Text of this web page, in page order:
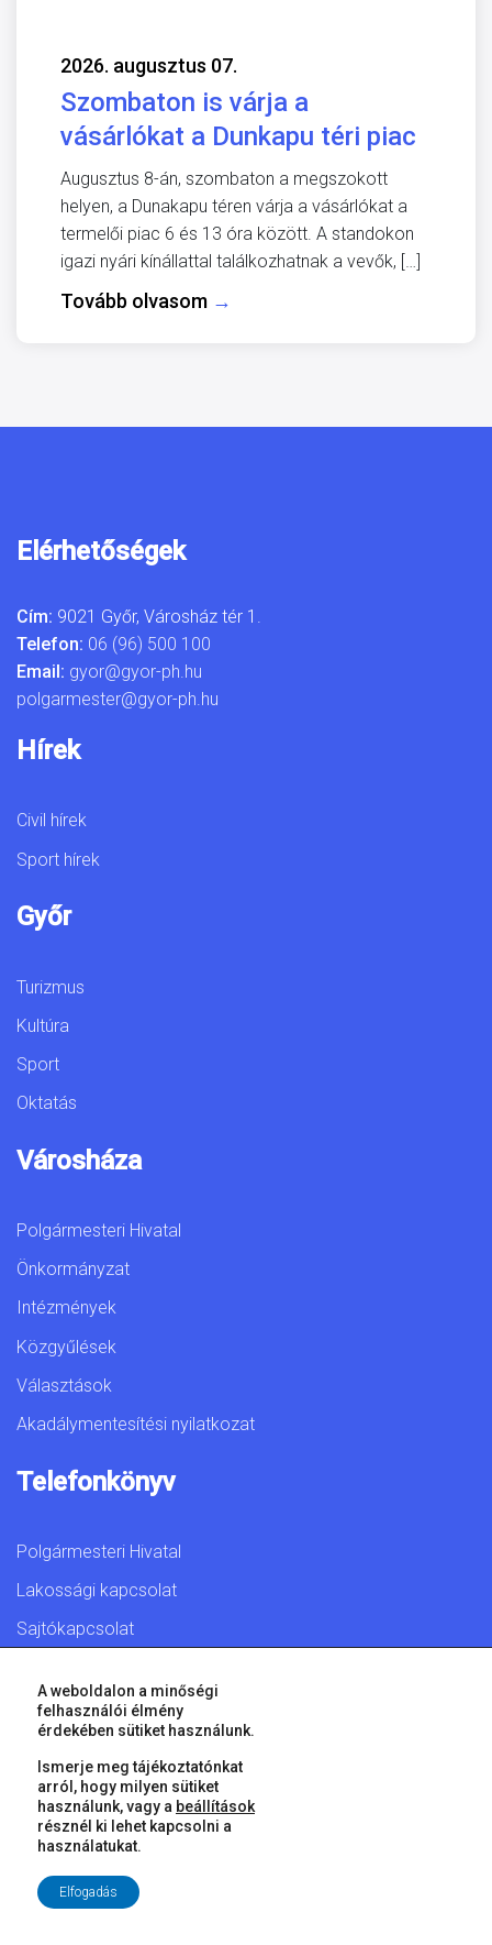
2026. augusztus 07.
Szombaton is várja a
vásárlókat a Dunkapu téri piac
Augusztus 8-án, szombaton a megszokott
helyen, a Dunakapu téren várja a vásárlókat a
termelői piac 6 és 13 óra között. A standokon
igazi nyári kínállattal találkozhatnak a vevők, […]
Tovább olvasom →
Elérhetőségek
Cím: 9021 Győr, Városház tér 1.
Telefon: 06 (96) 500 100
Email: gyor@gyor-ph.hu
polgarmester@gyor-ph.hu
Hírek
Civil hírek
Sport hírek
Győr
Turizmus
Kultúra
Sport
Oktatás
Városháza
Polgármesteri Hivatal
Önkormányzat
Intézmények
Közgyűlések
Választások
Akadálymentesítési nyilatkozat
Telefonkönyv
Polgármesteri Hivatal
Lakossági kapcsolat
Sajtókapcsolat
© 2026 Győr Megyei Jogú Város • Minden jog fenntartva!
A weboldalon a minőségi
felhasználói élmény
érdekében sütiket használunk.
Ismerje meg tájékoztatónkat
arról, hogy milyen sütiket
használunk, vagy a beállítások
résznél ki lehet kapcsolni a
használatukat.
Elfogadás